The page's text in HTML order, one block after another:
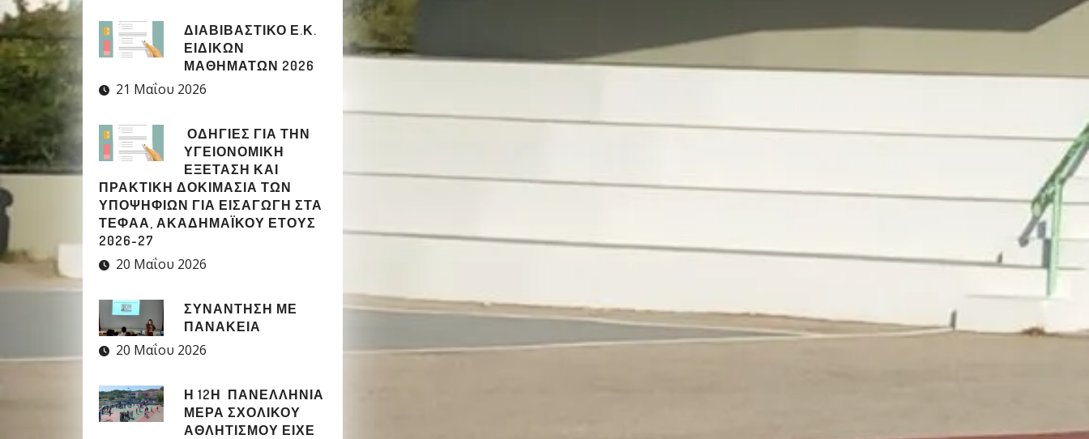
ΔΙΑΒΙΒΑΣΤΙΚΟ Ε.Κ.
ΕΙΔΙΚΩΝ
ΜΑΘΗΜΑΤΩΝ 2026
21 Μαΐου 2026
ΟΔΗΓΙΕΣ ΓΙΑ ΤΗΝ
ΥΓΕΙΟΝΟΜΙΚΗ
ΕΞΕΤΑΣΗ ΚΑΙ
ΠΡΑΚΤΙΚΗ ΔΟΚΙΜΑΣΙΑ ΤΩΝ
ΥΠΟΨΗΦΙΩΝ ΓΙΑ ΕΙΣΑΓΩΓΗ ΣΤΑ
ΤΕΦΑΑ, ΑΚΑΔΗΜΑΪΚΟΥ ΕΤΟΥΣ
2026-27
20 Μαΐου 2026
ΣΥΝΑΝΤΗΣΗ ΜΕ
ΠΑΝΑΚΕΙΑ
20 Μαΐου 2026
Η 12Η ΠΑΝΕΛΛΉΝΙΑ
ΜΈΡΑ ΣΧΟΛΙΚΟΎ
ΑΘΛΗΤΙΣΜΟΎ ΕΊΧΕ